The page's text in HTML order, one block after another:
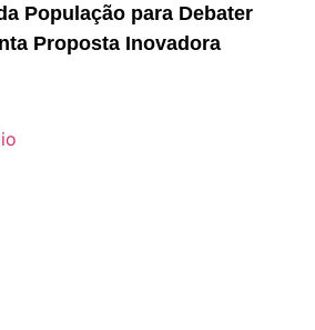
População para Debater
Proposta Inovadora